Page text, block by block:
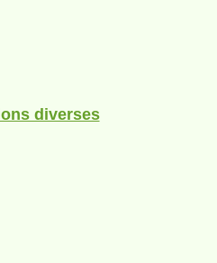
diverses